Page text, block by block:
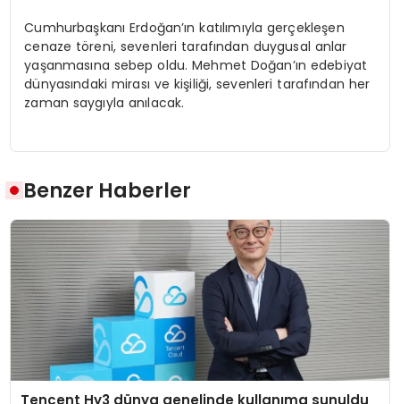
Cumhurbaşkanı Erdoğan’ın katılımıyla gerçekleşen
cenaze töreni, sevenleri tarafından duygusal anlar
yaşanmasına sebep oldu. Mehmet Doğan’ın edebiyat
dünyasındaki mirası ve kişiliği, sevenleri tarafından her
zaman saygıyla anılacak.
Benzer Haberler
Tencent Hy3 dünya genelinde kullanıma sunuldu